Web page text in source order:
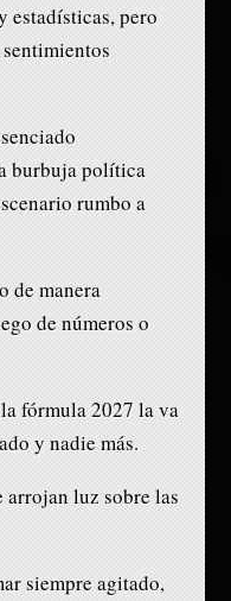
estadísticas, pero
burbuja política
rumbo a
de manera
de números o
fórmula 2027 la va
y nadie más.
arrojan luz sobre las
siempre agitado,